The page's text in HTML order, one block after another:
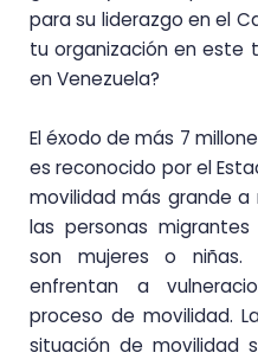
para su liderazgo en el
tu organización en este
en Venezuela?
El éxodo de más 7
es reconocido por el
movilidad más grande a
las personas
son mujeres o
enfrentan a
proceso de movilidad.
situación de movilidad